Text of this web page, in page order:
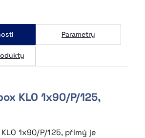
Parametry
KLO 1x90/P/125,
1x90/P/125, přímý je